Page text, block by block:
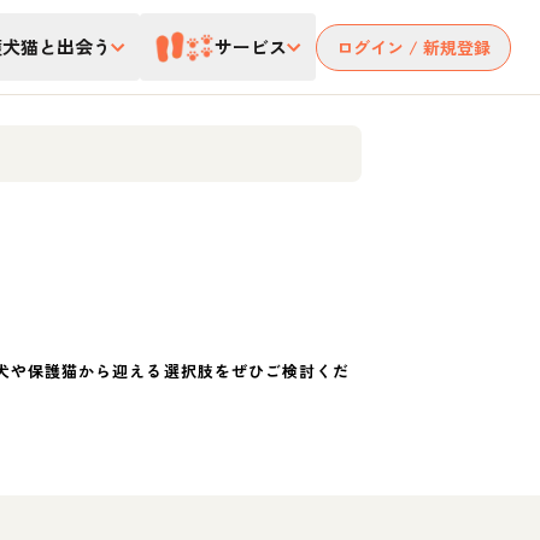
猫と出会う サービス ログイン / 新規登録
保護猫から迎える選択肢をぜひご検討くだ